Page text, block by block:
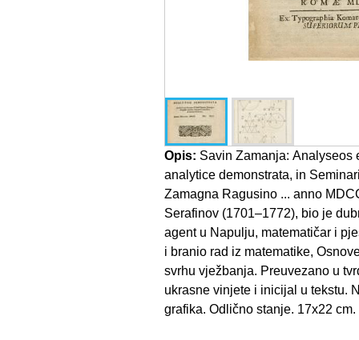
Opis: Savin Zamanja: Analyseos
analytice demonstrata, in
Zamagna Ragusino ... anno
Serafinov (1701–1772), bio je
agent u Napulju, matematičar i
i branio rad iz matematike,
svrhu vježbanja. Preuvezano u
ukrasne vinjete i inicijal u tekstu.
grafika. Odlično stanje. 17x22